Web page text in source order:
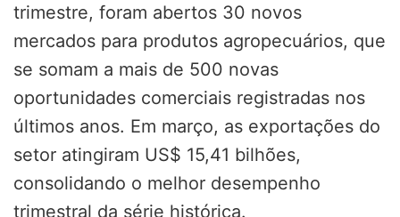
trimestre, foram abertos 30 novos
mercados para produtos agropecuários, que
se somam a mais de 500 novas
oportunidades comerciais registradas nos
últimos anos. Em março, as exportações do
setor atingiram US$ 15,41 bilhões,
consolidando o melhor desempenho
trimestral da série histórica.